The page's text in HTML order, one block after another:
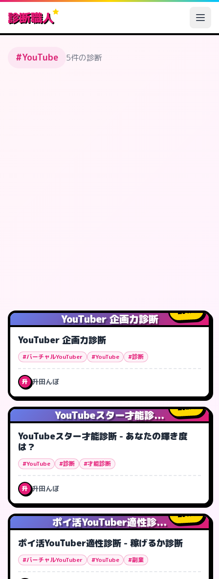
診断職人
#YouTube 5件の診断
YouTuber 企画力診断
4人
YouTuber 企画力診断
#バーチャルYouTuber #YouTube #診断
升 升田んぼ
YouTubeスター才能診...
2人
YouTubeスター才能診断 - あなたの輝き度
は？
#YouTube #診断 #才能診断
升 升田んぼ
ポイ活YouTuber適性診...
1人
ポイ活YouTuber適性診断 - 稼げるか診断
#バーチャルYouTuber #YouTube #副業